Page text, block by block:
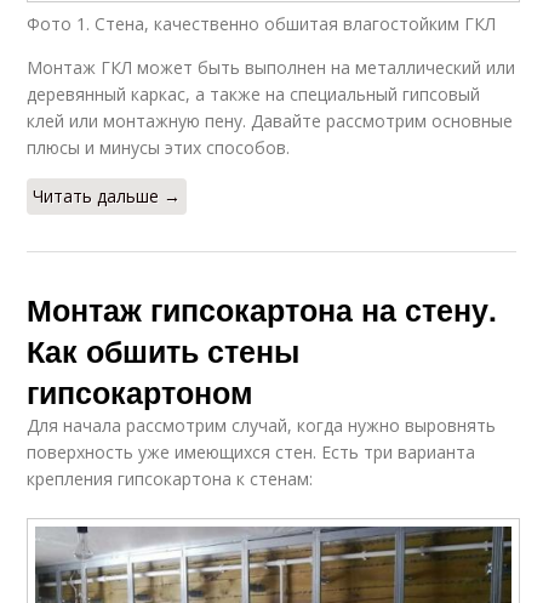
Фото 1. Стена, качественно обшитая влагостойким ГКЛ
Монтаж ГКЛ может быть выполнен на металлический или
деревянный каркас, а также на специальный гипсовый
клей или монтажную пену. Давайте рассмотрим основные
плюсы и минусы этих способов.
Читать дальше →
Монтаж гипсокартона на стену.
Как обшить стены
гипсокартоном
Для начала рассмотрим случай, когда нужно выровнять
поверхность уже имеющихся стен. Есть три варианта
крепления гипсокартона к стенам: